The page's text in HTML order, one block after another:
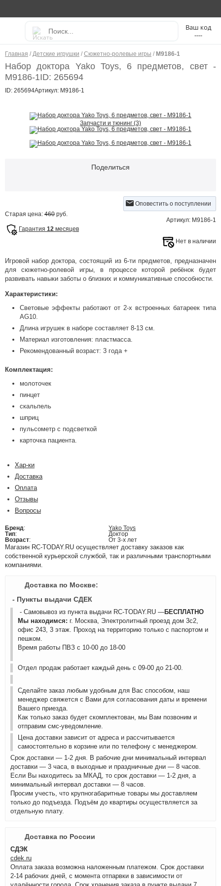
----
Главная / Детские игрушки / Сюжетно-ролевые игры / M9186-1
Набор доктора Yako Toys, 6 предметов, свет -
M9186-1ID: 265694
ID: 265694Артикул: M9186-1
Запчасти и тюнинг (3)
Поделиться
Оповестить о поступлении
Старая цена: 460 руб.
Артикул: M9186-1
Гарантия 12 месяцев
Нет в наличии
Игровой набор доктора, состоящий из 6-ти предметов, предназначен
для сюжетно-ролевой игры, в процессе которой ребёнок будет
развивать навыки заботы о близких и коммуникативные способности.
Характеристики:
Световые эффекты работают от 2-х встроенных батареек типа
AG10.
Длина игрушек в наборе составляет 8-13 см.
Материал изготовления: пластмасса.
Рекомендованный возраст: 3 года +
Комплектация:
молоточек
пинцет
скальпель
шприц
пульсометр с подсветкой
карточка пациента.
Хар-ки
Доставка
Оплата
Отзывы
Вопросы
Бренд:
Yako Toys
Тип:
Доктор
Возраст: От 3-х лет
Магазин RC-TODAY.RU осуществляет доставку заказов как
собственной курьерской службой, так и различными транспортными
компаниями.
Доставка по Москве:
- Пункты выдачи СДЕК
- Самовывоз из пункта выдачи RC-TODAY.RU —БЕСПЛАТНО
Мы находимся: г. Москва, Электролитный проезд дом 3с2,
офис 243, 3 этаж. Проход на территорию только с паспортом и
пешком.
Время работы ПВЗ с 10-00 до 18-00
Отдел продаж работает каждый день с 09-00 до 21-00.
Сделайте заказ любым удобным для Вас способом, наш
менеджер свяжется с Вами для согласования даты и времени
Вашего приезда.
Как только заказ будет скомплектован, мы Вам позвоним и
отправим смс-уведомление.
Цена доставки зависит от адреса и рассчитывается
самостоятельно в корзине или по телефону с менеджером.
Срок доставки — 1-2 дня. В рабочие дни минимальный интервал
доставки — 3 часа, в выходные и праздничные дни — 8 часов.
Если Вы находитесь за МКАД, то срок доставки — 1-2 дня, а
минимальный интервал доставки — 8 часов.
Просим учесть, что крупногабаритные товары мы доставляем
только до подъезда. Подъём до квартиры осуществляется за
отдельную плату.
Доставка по России
СДЭК
cdek.ru
Оплата заказа возможна наложенным платежом. Срок доставки
2-14 рабочих дней, с момента отпарвки в зависимости от